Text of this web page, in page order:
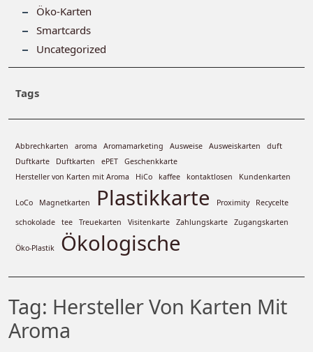
Öko-Karten
Smartcards
Uncategorized
Tags
Abbrechkarten aroma Aromamarketing Ausweise Ausweiskarten
duft
Duftkarte
Duftkarten ePET
Geschenkkarte
Hersteller von Karten mit Aroma
HiCo kaffee kontaktlosen Kundenkarten
LoCo Magnetkarten Plastikkarte Proximity
Recycelte
schokolade
tee Treuekarten Visitenkarte Zahlungskarte Zugangskarten
Öko-Plastik Ökologische
Tag: Hersteller Von Karten Mit
Aroma